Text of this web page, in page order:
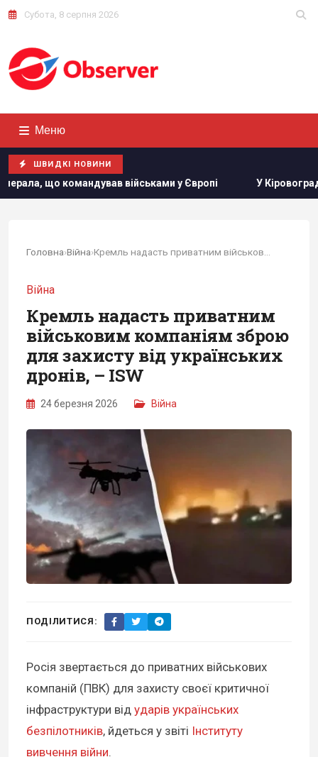
Субота, 8 серпня 2026
Меню
ШВИДКІ НОВИНИ
військами у Європі У Кіровоградській області
Головна›Війна›
Війна
Кремль надасть приватним
військовим компаніям зброю
для захисту від українських
дронів, – ISW
24 березня 2026 Війна
ПОДІЛИТИСЯ:
Росія звертається до приватних військових
компаній (ПВК) для захисту своєї критичної
інфраструктури від ударів українських
безпілотників, йдеться у звіті Інституту
вивчення війни.